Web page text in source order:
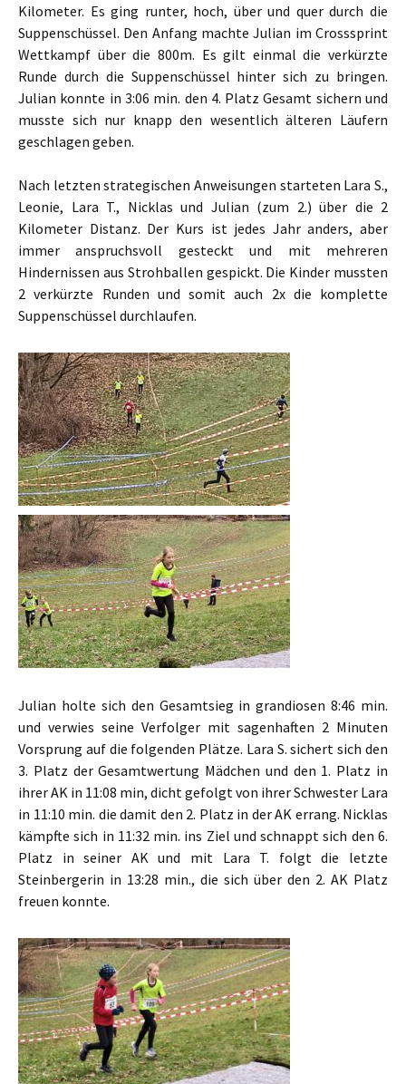
Kilometer. Es ging runter, hoch, über und quer durch die
Suppenschüssel. Den Anfang machte Julian im Crosssprint
Wettkampf über die 800m. Es gilt einmal die verkürzte
Runde durch die Suppenschüssel hinter sich zu bringen.
Julian konnte in 3:06 min. den 4. Platz Gesamt sichern und
musste sich nur knapp den wesentlich älteren Läufern
geschlagen geben.
Nach letzten strategischen Anweisungen starteten Lara S.,
Leonie, Lara T., Nicklas und Julian (zum 2.) über die 2
Kilometer Distanz. Der Kurs ist jedes Jahr anders, aber
immer anspruchsvoll gesteckt und mit mehreren
Hindernissen aus Strohballen gespickt. Die Kinder mussten
2 verkürzte Runden und somit auch 2x die komplette
Suppenschüssel durchlaufen.
Julian holte sich den Gesamtsieg in grandiosen 8:46 min.
und verwies seine Verfolger mit sagenhaften 2 Minuten
Vorsprung auf die folgenden Plätze. Lara S. sichert sich den
3. Platz der Gesamtwertung Mädchen und den 1. Platz in
ihrer AK in 11:08 min, dicht gefolgt von ihrer Schwester Lara
in 11:10 min. die damit den 2. Platz in der AK errang. Nicklas
kämpfte sich in 11:32 min. ins Ziel und schnappt sich den 6.
Platz in seiner AK und mit Lara T. folgt die letzte
Steinbergerin in 13:28 min., die sich über den 2. AK Platz
freuen konnte.